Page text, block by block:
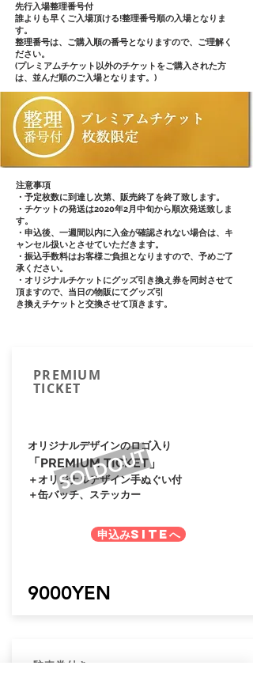
先行入場整理番号付
誰よりも早くご入場頂ける!整理番号順の入場となりま
す。
整理番号は、ご購入順の番号となりますので、ご理解く
ださい。
(プレミアムチケット以外のチケットをご購入された方
は、並んだ順のご入場となります。)
​注意事項
・予定枚数に到達し次第、販売終了を終了致します。
・チケットの発送は2020年2月中旬から順次発送致しま
す。
・申込後、一週間以内に入金が確認されない場合は、キ
ャンセル扱いとさせていただきます。
・振込手数料はお客様ご負担となりますので、予めご了
承ください。
・オリジナルチケットにグッズ引き換え券を同封させて
頂ますので、当日の物販にてグッズ引
き換えチケットと交換させて頂きます。
​PREMIUM
TICKET
オリジナルデザインのロゴ入り
「PREMIUM TICKET」
＋オリジナルデザイン手ぬぐい付
＋缶バッチ、ステッカー
SOLDOUT
申込みSITEへ
9000YEN
駐車券付き